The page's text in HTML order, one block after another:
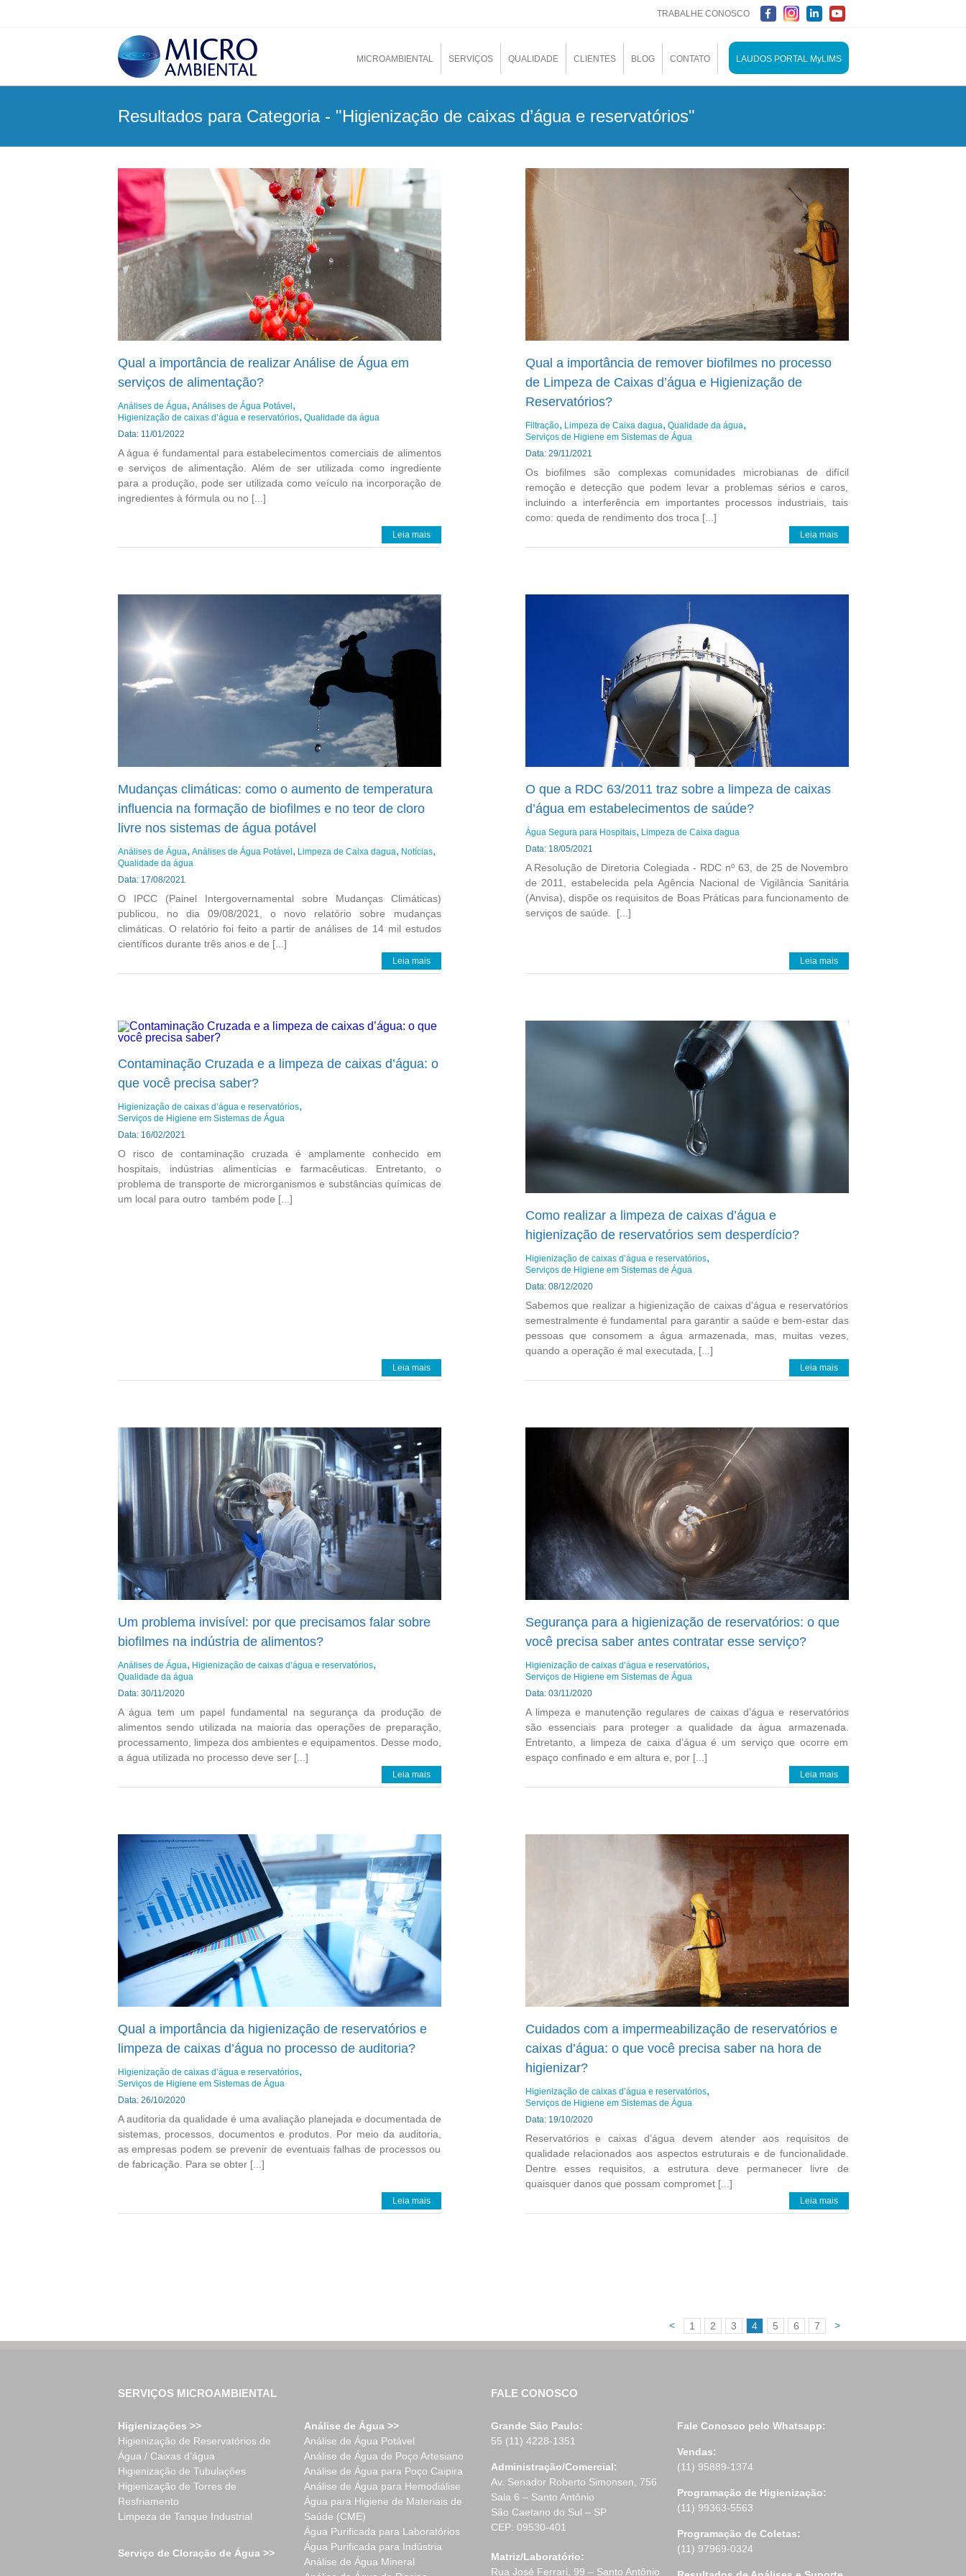
TRABALHE CONOSCO
MICROAMBIENTAL SERVIÇOS QUALIDADE CLIENTES BLOG CONTATO LAUDOS PORTAL MyLIMS
Resultados para Categoria - "Higienização de caixas d’água e reservatórios"
Qual a importância de realizar Análise de Água em
serviços de alimentação?
Análises de Água Análises de Água Potável
Higienização de caixas d’água e reservatórios Qualidade da água
Data: 11/01/2022
A água é fundamental para estabelecimentos comerciais de alimentos
e serviços de alimentação. Além de ser utilizada como ingrediente
para a produção, pode ser utilizada como veículo na incorporação de
ingredientes à fórmula ou no [...]
Leia mais
Qual a importância de remover biofilmes no processo
de Limpeza de Caixas d’água e Higienização de
Reservatórios?
Filtração Limpeza de Caixa dagua Qualidade da água
Serviços de Higiene em Sistemas de Água
Data: 29/11/2021
Os biofilmes são complexas comunidades microbianas de difícil
remoção e detecção que podem levar a problemas sérios e caros,
incluindo a interferência em importantes processos industriais, tais
como: queda de rendimento dos troca [...]
Leia mais
Mudanças climáticas: como o aumento de temperatura
influencia na formação de biofilmes e no teor de cloro
livre nos sistemas de água potável
Análises de Água Análises de Água Potável Limpeza de Caixa dagua
Notícias
Qualidade da água
Data: 17/08/2021
O IPCC (Painel Intergovernamental sobre Mudanças Climáticas)
publicou, no dia 09/08/2021, o novo relatório sobre mudanças
climáticas. O relatório foi feito a partir de análises de 14 mil estudos
científicos durante três anos e de [...]
Leia mais
O que a RDC 63/2011 traz sobre a limpeza de caixas
d’água em estabelecimentos de saúde?
Água Segura para Hospitais
Limpeza de Caixa dagua
Data: 18/05/2021
A Resolução de Diretoria Colegiada - RDC nº 63, de 25 de Novembro
de 2011, estabelecida pela Agência Nacional de Vigilância Sanitária
(Anvisa), dispõe os requisitos de Boas Práticas para funcionamento de
serviços de saúde. [...]
Leia mais
Contaminação Cruzada e a limpeza de caixas d’água: o
que você precisa saber?
Higienização de caixas d’água e reservatórios
Serviços de Higiene em Sistemas de Água
Data: 16/02/2021
O risco de contaminação cruzada é amplamente conhecido em
hospitais, indústrias alimentícias e farmacêuticas. Entretanto, o
problema de transporte de microrganismos e substâncias químicas de
um local para outro também pode [...]
Leia mais
Como realizar a limpeza de caixas d’água e
higienização de reservatórios sem desperdício?
Higienização de caixas d’água e reservatórios
Serviços de Higiene em Sistemas de Água
Data: 08/12/2020
Sabemos que realizar a higienização de caixas d’água e reservatórios
semestralmente é fundamental para garantir a saúde e bem-estar das
pessoas que consomem a água armazenada, mas, muitas vezes,
quando a operação é mal executada, [...]
Leia mais
Um problema invisível: por que precisamos falar sobre
biofilmes na indústria de alimentos?
Análises de Água
Higienização de caixas d’água e reservatórios
Qualidade da água
Data: 30/11/2020
A água tem um papel fundamental na segurança da produção de
alimentos sendo utilizada na maioria das operações de preparação,
processamento, limpeza dos ambientes e equipamentos. Desse modo,
a água utilizada no processo deve ser [...]
Leia mais
Segurança para a higienização de reservatórios: o que
você precisa saber antes contratar esse serviço?
Higienização de caixas d’água e reservatórios
Serviços de Higiene em Sistemas de Água
Data: 03/11/2020
A limpeza e manutenção regulares de caixas d’água e reservatórios
são essenciais para proteger a qualidade da água armazenada.
Entretanto, a limpeza de caixa d’água é um serviço que ocorre em
espaço confinado e em altura e, por [...]
Leia mais
Qual a importância da higienização de reservatórios e
limpeza de caixas d’água no processo de auditoria?
Higienização de caixas d’água e reservatórios
Serviços de Higiene em Sistemas de Água
Data: 26/10/2020
A auditoria da qualidade é uma avaliação planejada e documentada de
sistemas, processos, documentos e produtos. Por meio da auditoria,
as empresas podem se prevenir de eventuais falhas de processos ou
de fabricação. Para se obter [...]
Leia mais
Cuidados com a impermeabilização de reservatórios e
caixas d’água: o que você precisa saber na hora de
higienizar?
Higienização de caixas d’água e reservatórios
Serviços de Higiene em Sistemas de Água
Data: 19/10/2020
Reservatórios e caixas d’água devem atender aos requisitos de
qualidade relacionados aos aspectos estruturais e de funcionalidade.
Dentre esses requisitos, a estrutura deve permanecer livre de
quaisquer danos que possam compromet [...]
Leia mais
< 1 2 3 4 5 6 7 >
SERVIÇOS MICROAMBIENTAL
Higienizações >>
Higienização de Reservatórios de
Água / Caixas d’água
Higienização de Tubulações
Higienização de Torres de
Resfriamento
Limpeza de Tanque Industrial
Serviço de Cloração de Água >>
Análise de Água >>
Análise de Água Potável
Análise de Água de Poço Artesiano
Análise de Água para Poço Caipira
Análise de Água para Hemodiálise
Água para Higiene de Materiais de
Saúde (CME)
Água Purificada para Laboratórios
Água Purificada para Indústria
Análise de Água Mineral
FALE CONOSCO
Grande São Paulo:
55 (11) 4228-1351
Administração/Comercial:
Av. Senador Roberto Simonsen, 756
Sala 6 – Santo Antônio
São Caetano do Sul – SP
CEP: 09530-401
Matriz/Laboratório:
Rua José Ferrari, 99 – Santo Antônio
Fale Conosco pelo Whatsapp:
Vendas:
(11) 95889-1374
Programação de Higienização:
(11) 99363-5563
Programação de Coletas:
(11) 97969-0324